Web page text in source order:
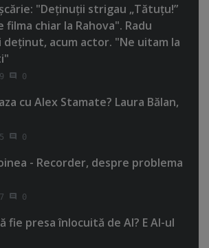
"Deţinuţii strigau „Tătuţu!”
filma chiar la Rahova". Radu
deţinut, acum actor. "Ne uitam la
0
cu Alex Stamate? Laura Bălan,
0
- Recorder, despre problema
0
fie presa înlocuită de AI? E AI-ul